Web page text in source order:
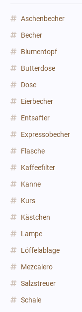
Aschenbecher
Becher
Blumentopf
Butterdose
Dose
Eierbecher
Entsafter
Expressobecher
Flasche
Kaffeefilter
Kanne
Kurs
Kästchen
Lampe
Löffelablage
Mezcalero
Salzstreuer
Schale